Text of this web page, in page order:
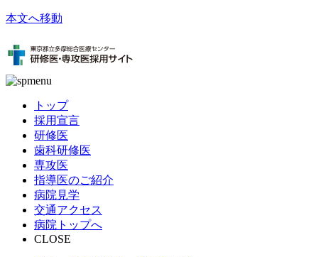
本文へ移動
トップ
採用宣言
研修医
歯科研修医
専攻医
指導医のご紹介
病院見学
交通アクセス
病院トップへ
CLOSE